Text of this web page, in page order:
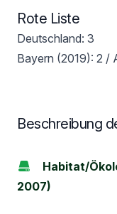
Rote Liste
Deutschland: 3
Bayern (2019): 2 /
Beschreibung
Habitat/
2007)